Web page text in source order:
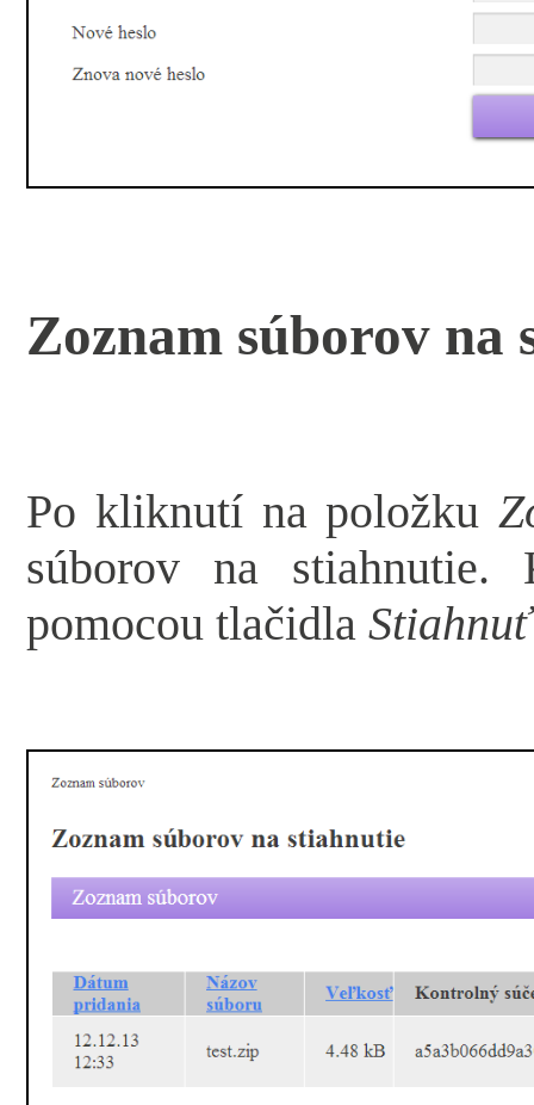
Zoznam súborov na
Po kliknutí na položku
súborov na
pomocou tlačidla Stiahnuť